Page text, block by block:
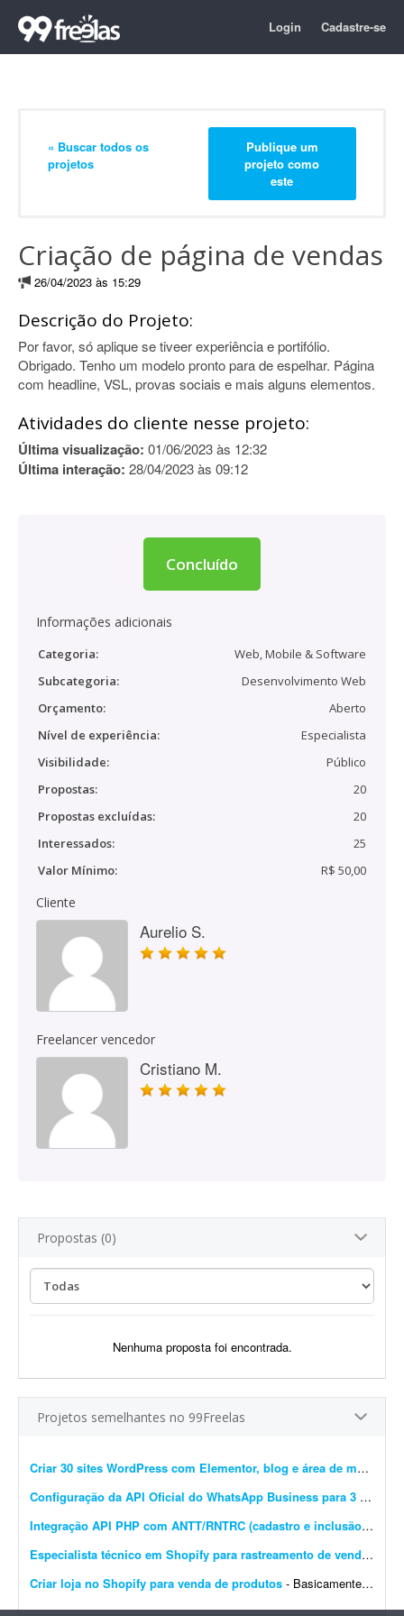
Login Cadastre-se
« Buscar todos os
projetos
Publique um
projeto como
este
Criação de página de vendas
26/04/2023 às 15:29
Descrição do Projeto:
Por favor, só aplique se tiveer experiência e portifólio.
Obrigado. Tenho um modelo pronto para de espelhar. Página
com headline, VSL, provas sociais e mais alguns elementos.
Atividades do cliente nesse projeto:
Última visualização: 01/06/2023 às 12:32
Última interação: 28/04/2023 às 09:12
Concluído
Informações adicionais
Categoria:
Web, Mobile & Software
Subcategoria:
Desenvolvimento Web
Orçamento:
Aberto
Nível de experiência:
Especialista
Visibilidade:
Público
Propostas:
20
Propostas excluídas:
20
Interessados:
25
Valor Mínimo:
R$ 50,00
Cliente
Aurelio S.
Freelancer vencedor
Cristiano M.
Propostas (0)
Nenhuma proposta foi encontrada.
Projetos semelhantes no 99Freelas
Criar 30 sites WordPress com Elementor, blog e área de membros
Configuração da API Oficial do WhatsApp Business para 3 instâncias
Integração API PHP com ANTT/RNTRC (cadastro e inclusão)
-
Especialista técnico em Shopify para rastreamento de vendas e Meta Pixel
Criar loja no Shopify para venda de produtos - Basicamente, quero que o site seja construído do zero e configurado no Shopify para venda de produtos. O carrinho de compras deve ter upsell. O produto deve ser configurado com variantes: a...